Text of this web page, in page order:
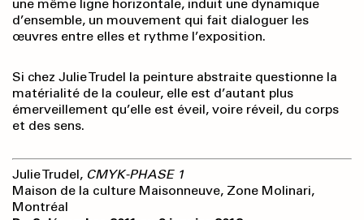
une même ligne horizontale, induit une dynamique
d’ensemble, un mouvement qui fait dialoguer les
œuvres entre elles et rythme l’exposition.
Si chez Julie Trudel la peinture abstraite questionne la
matérialité de la couleur, elle est d’autant plus
émerveillement qu’elle est éveil, voire réveil, du corps
et des sens.
Julie Trudel, CMYK-PHASE 1
Maison de la culture Maisonneuve, Zone Molinari,
Montréal